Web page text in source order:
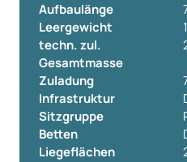
Aufbaulänge
Leergewicht
techn. zul.
Gesamtmasse
Zuladung
Infrastruktur
Sitzgruppe
Betten
Liegeflächen